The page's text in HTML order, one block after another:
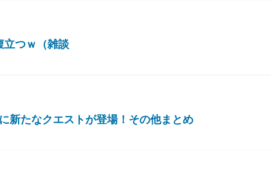
立つｗ（雑談
新たなクエストが登場！その他まとめ